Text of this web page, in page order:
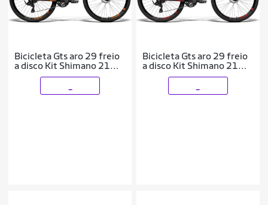
Bicicleta Gts aro 29 freio
a disco Kit Shimano 21
marchas Catraca Mega
GTSM1
Bicicleta Gts aro 29 freio
a disco Kit Shimano 21
marchas Catraca Mega
GTSM1